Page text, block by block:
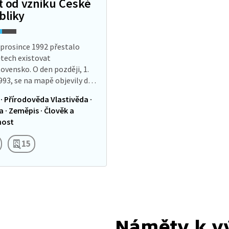
od vzniku České
prosince 1992 přestalo
existovat
O den později, 1.
se na mapě objevily dva
Jugoslávie
Přírodověda Vlastivěda ·
· Zeměpis · Člověk a
15